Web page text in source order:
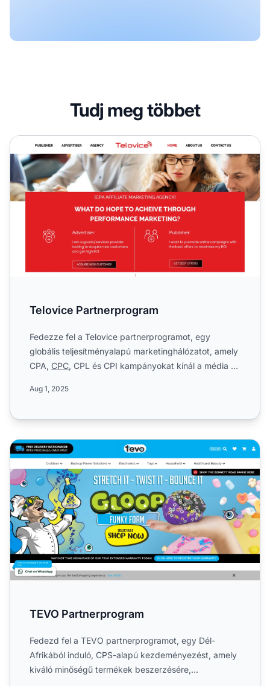
Tudj meg többet
Telovice Partnerprogram
Telovice Partnerprogram
Fedezze fel a Telovice partnerprogramot, egy
globális teljesítményalapú marketinghálózatot, amely
CPA, CPC, CPL és CPI kampányokat kínál a média és
Aug 1, 2025
TEVO Partnerprogram
TEVO Partnerprogram
Fedezd fel a TEVO partnerprogramot, egy Dél-
Afrikából induló, CPS-alapú kezdeményezést, amely
kiváló minőségű termékek beszerzésére,